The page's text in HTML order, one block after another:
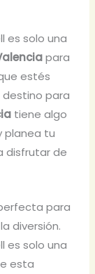
es solo una
para
estés
destino para
tiene algo
planea tu
disfrutar de
para
diversión.
es solo una
esta